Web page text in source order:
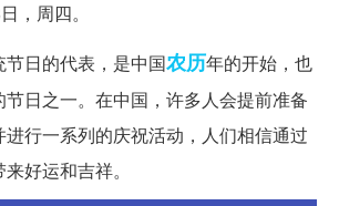
，周四。
日的代表，是中国农历年的开始，也
日之一。在中国，许多人会提前准备
行一系列的庆祝活动，人们相信通过
好运和吉祥。